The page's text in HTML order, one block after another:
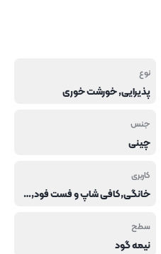
نوع
پذیرایی, خورشت خوری
جنس
چینی
کاربری
خانگی,کافی شاپ و فست فود,هتل و رستوران
سطح
نیمه گود